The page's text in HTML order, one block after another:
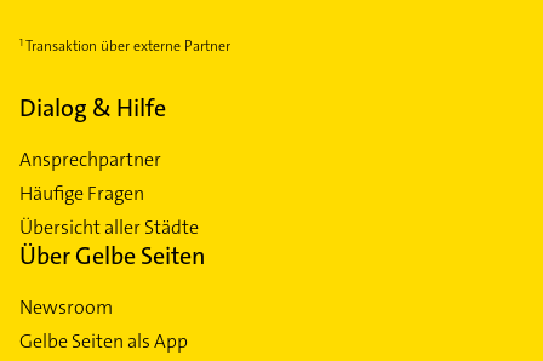
Transaktion über externe Partner
Dialog & Hilfe
Ansprechpartner
Häufige Fragen
Übersicht aller Städte
Über Gelbe Seiten
Newsroom
Gelbe Seiten als App